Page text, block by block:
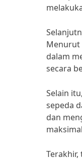
Menurut
dalam
secara
Selain
sepeda
dan